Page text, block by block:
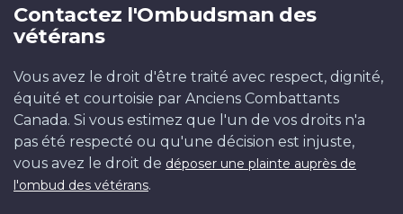
Contactez l'Ombudsman des
vétérans
Vous avez le droit d'être traité avec respect, dignité,
équité et courtoisie par Anciens Combattants
Canada. Si vous estimez que l'un de vos droits n'a
pas été respecté ou qu'une décision est injuste,
vous avez le droit de déposer une plainte auprès de
l'ombud des vétérans.